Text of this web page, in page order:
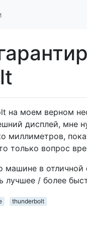
на моем верном
дисплей, мне
миллиметров,
только вопрос
машине в
лучшее / более
thunderbolt